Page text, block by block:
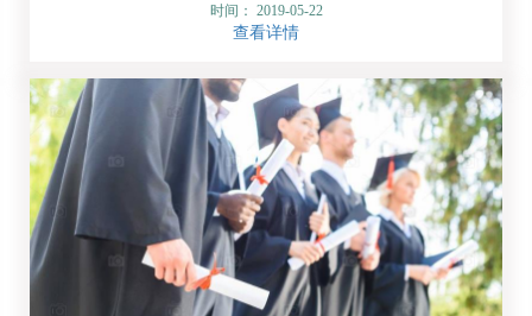
时间： 2019-05-22
查看详情